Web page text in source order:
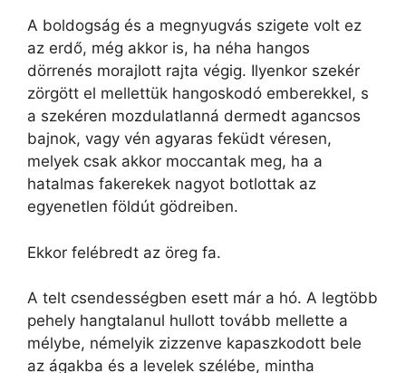
A boldogság és a megnyugvás szigete volt ez
az erdő, még akkor is, ha néha hangos
dörrenés morajlott rajta végig. Ilyenkor szekér
zörgött el mellettük hangoskodó emberekkel, s
a szekéren mozdulatlanná dermedt agancsos
bajnok, vagy vén agyaras feküdt véresen,
melyek csak akkor moccantak meg, ha a
hatalmas fakerekek nagyot botlottak az
egyenetlen földút gödreiben.
Ekkor felébredt az öreg fa.
A telt csendességben esett már a hó. A legtöbb
pehely hangtalanul hullott tovább mellette a
mélybe, némelyik zizzenve kapaszkodott bele
az ágakba és a levelek szélébe, mintha